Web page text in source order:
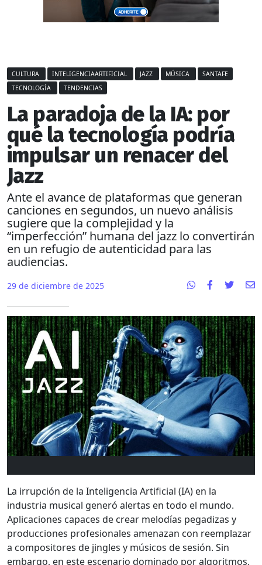
CULTURA INTELIGENCIAARTIFICIAL JAZZ MÚSICA
SANTAFE
TECNOLOGÍA
TENDENCIAS
La paradoja de la IA: por
qué la tecnología podría
impulsar un renacer del
Jazz
Ante el avance de plataformas que generan
canciones en segundos, un nuevo análisis
sugiere que la complejidad y la
“imperfección” humana del jazz lo convertirán
en un refugio de autenticidad para las
audiencias.
29 de diciembre de 2025
La irrupción de la Inteligencia Artificial (IA) en la
industria musical generó alertas en todo el mundo.
Aplicaciones capaces de crear melodías pegadizas y
producciones profesionales amenazan con reemplazar
a compositores de jingles y músicos de sesión. Sin
embargo, en este escenario dominado por algoritmos,